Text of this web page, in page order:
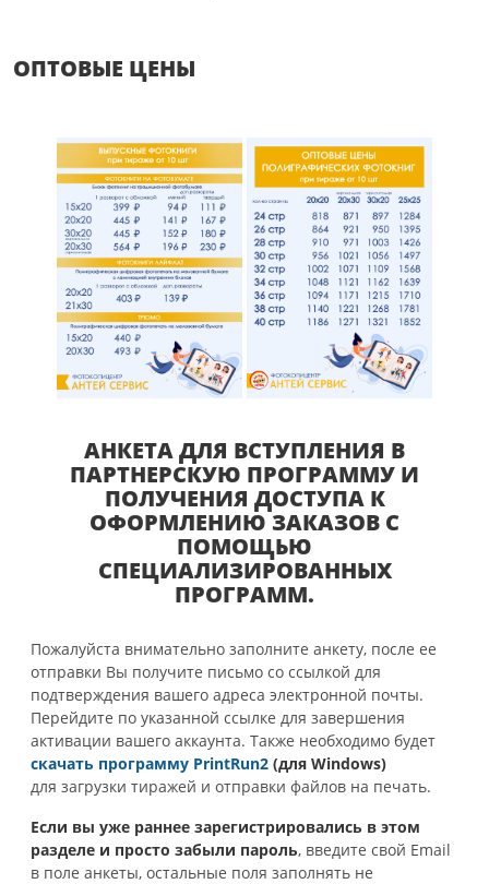
ОПТОВЫЕ ЦЕНЫ
АНКЕТА ДЛЯ ВСТУПЛЕНИЯ В
ПАРТНЕРСКУЮ ПРОГРАММУ И
ПОЛУЧЕНИЯ ДОСТУПА К
ОФОРМЛЕНИЮ ЗАКАЗОВ С
ПОМОЩЬЮ
СПЕЦИАЛИЗИРОВАННЫХ
ПРОГРАММ.
Пожалуйста внимательно заполните анкету, после ее
отправки Вы получите письмо со ссылкой для
подтверждения вашего адреса электронной почты.
Перейдите по указанной ссылке для завершения
активации вашего аккаунта. Также необходимо будет
скачать программу PrintRun2 (для Windows)
для загрузки тиражей и отправки файлов на печать.
Если вы уже раннее зарегистрировались в этом
разделе и просто забыли пароль, введите свой Email
в поле анкеты, остальные поля заполнять не